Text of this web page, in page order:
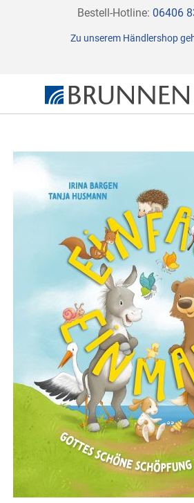
Direkt
Inhalt
Bestell-Hotline: 06406
Zu unserem Händlershop